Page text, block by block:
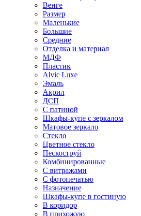
Венге
Размер
Маленькие
Большие
Средние
Отделка и материал
МДФ
Пластик
Alvic Luxe
Эмаль
Акрил
ДСП
С патиной
Шкафы-купе с зеркалом
Матовое зеркало
Стекло
Цветное стекло
Пескоструй
Комбинированные
С витражами
С фотопечатью
Назначение
Шкафы-купе в гостиную
В коридор
В прихожую